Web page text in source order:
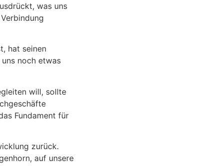
was uns
hat seinen
noch etwas
will, sollte
Fundament für
zurück.
auf unsere